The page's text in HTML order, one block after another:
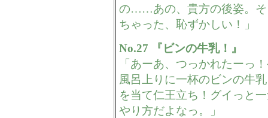
の……あの、貴方の後姿。そ
ちゃった、恥ずかしい！」
No.27 『ビンの牛乳！』
「あーあ、つっかれたーっ
風呂上りに一杯のビンの牛
を当て仁王立ち！グイっと
やり方だよなっ。」